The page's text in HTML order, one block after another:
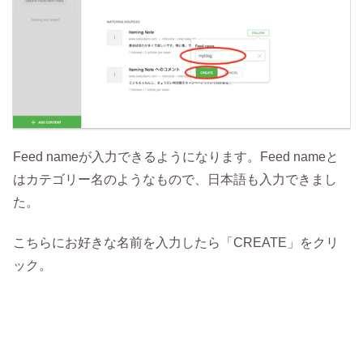
Feed nameが入力できるようになります。Feed nameと
はカテゴリー名のようなもので、日本語も入力できまし
た。
こちらにお好きな名前を入力したら「CREATE」をクリ
ック。